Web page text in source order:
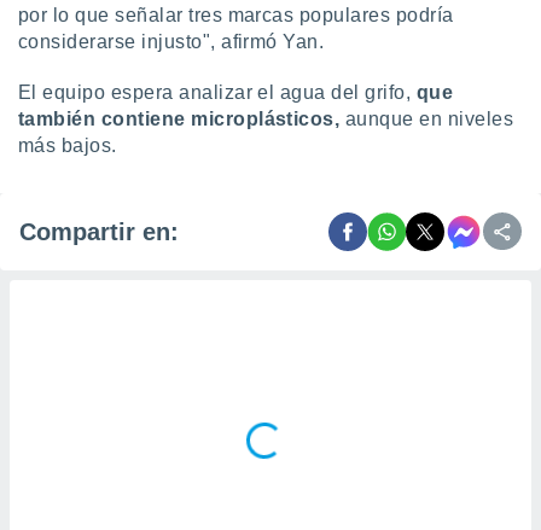
por lo que señalar tres marcas populares podría
considerarse injusto", afirmó Yan.
El equipo espera analizar el agua del grifo, que
también contiene microplásticos, aunque en niveles
más bajos.
Compartir en: